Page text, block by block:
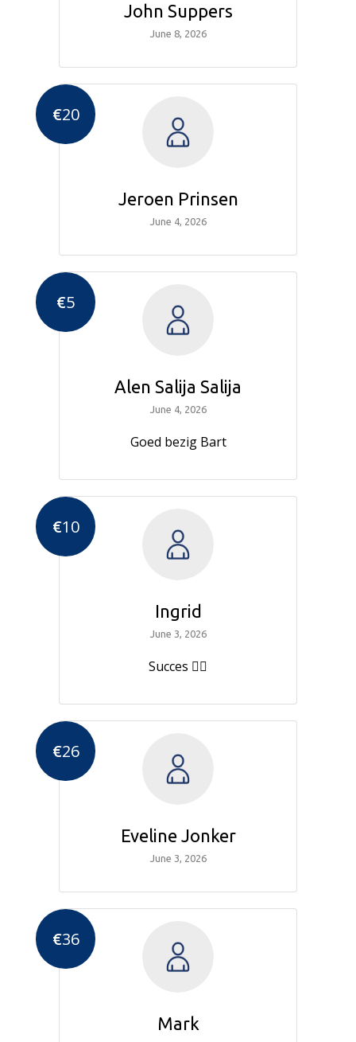
John Suppers
June 8, 2026
€20
Jeroen Prinsen
June 4, 2026
€5
Alen Salija Salija
June 4, 2026
Goed bezig Bart
€10
Ingrid
June 3, 2026
Succes 🚴‍♀️
€26
Eveline Jonker
June 3, 2026
€36
Mark